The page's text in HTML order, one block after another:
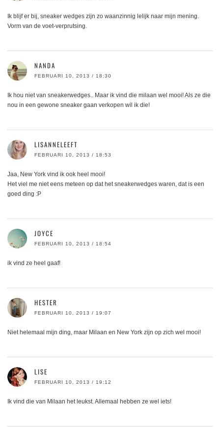
Ik blijf er bij, sneaker wedges zijn zo waanzinnig lelijk naar mijn mening.
Vorm van de voet-verprutsing.
NANDA
FEBRUARI 10, 2013 / 18:30
Ik hou niet van sneakerwedges.. Maar ik vind die milaan wel mooi! Als ze die
nou in een gewone sneaker gaan verkopen wil ik die!
LISANNELEEFT
FEBRUARI 10, 2013 / 18:53
Jaa, New York vind ik ook heel mooi!
Het viel me niet eens meteen op dat het sneakerwedges waren, dat is een
goed ding :P
JOYCE
FEBRUARI 10, 2013 / 18:54
ik vind ze heel gaaf!
HESTER
FEBRUARI 10, 2013 / 19:07
Niet helemaal mijn ding, maar Milaan en New York zijn op zich wel mooi!
LISE
FEBRUARI 10, 2013 / 19:12
Ik vind die van Milaan het leukst. Allemaal hebben ze wel iets!